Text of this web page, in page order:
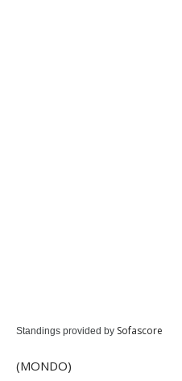
Standings provided by Sofascore
(MONDO)